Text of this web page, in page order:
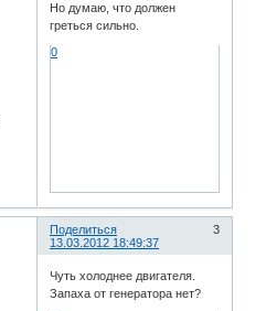
Но думаю, что должен
греться сильно.
0
Поделиться
3
13.03.2012 18:49:37
Чуть холоднее двигателя.
Запаха от генератора нет?